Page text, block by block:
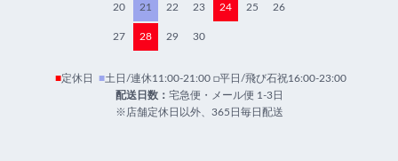
20 21 22 23 24 25 26
27 28 29 30
■定休日 ■土日/連休11:00-21:00 □平日/飛び石祝16:00-23:00
配送日数： 宅急便・メール便 1-3日
※店舗定休日以外、365日毎日配送